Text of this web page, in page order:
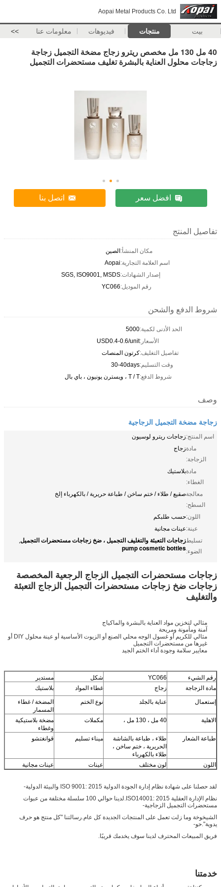
Aopai Metal Products Co. Ltd
بيت منتجات فيديوهات معلومات عنا >>
40 مل 130 مل مخصص ريترو زجاج مضخة التجميل زجاجة
زجاجات محلول العناية بالبشرة تغليف مستحضرات التجميل
افضل سعر اتصل بنا
تفاصيل المنتج
مكان المنشأ:الصين
اسم العلامة التجارية:Aopai
إصدار الشهادات:SGS, ISO9001, MSDS
رقم الموديل:YC066
شروط الدفع والشحن
الحد الأدنى لكمية:5000
الأسعار:USD0.4-0.6/unit
تفاصيل التغليف:كرتون المنصات
وقت التسليم:30-40days
شروط الدفع:T / T ، ويسترن يونيون ، باي بال
وصف
زجاجة مضخة التجميل الزجاجية
اسم المنتج:زجاجات ريترو لوسيون
مادة
الزجاجة:
زجاج
مادة
الغطاء:
بلاستيك
معالجة
السطح:
صقيع / طلاء / ختم ساخن / طباعة حريرية / بالكهرباء إلخ
اللون:حسب طلبكم
عينة:عينات مجانية
تسليط
الضوء:
زجاجات التعبئة والتغليف التجميل ، ضخ زجاجات مستحضرات التجميل,
pump cosmetic bottles
زجاجات مستحضرات التجميل الزجاج الرجعية المخصصة
زجاجات ضخ زجاجات مستحضرات التجميل الزجاج التعبئة
والتغليف
مثالي لتخزين مواد العناية بالبشرة والماكياج
آمنة ومأمونة ومريحة
مثالي للكريم أو غسول الوجه محلي الصنع أو الزيوت الأساسية أو عينة محلول DIY أو
غيرها من مستحضرات التجميل
معايير سلامة وجودة أداء الختم الجيد
رقم الشيء YC066 شكل
مستدير
مادة الزجاجة
زجاج غطاء المواد
بلاستيك
إستعمال
عناية بالجلد نوع الختم
المضخة / غطاء
المسمار
الاهلية
40 مل ، 130 مل ، مكملات
مضخة بلاستيكية
وغطاء
طباعة الشعار
طلاء ، طباعة بالشاشة
الحريرية ، ختم ساخن ،
طلاء بالكهرباء
ميناء تسليم قوانغتشو
اللون لون مختلف عينات عينات مجانية
لقد حصلنا على شهادة نظام إدارة الجودة الدولية ISO 9001: 2015 والبيئة الدولية-
نظام الإدارة العقلية ISO14001: 2015.لدينا حوالي 100 سلسلة مختلفة من عبوات
مستحضرات التجميل الزجاجية-
الشيخوخة وما زلت تعمل على المنتجات الجديدة كل عام.رسالتنا "كل منتج هو حرف
يدوية".حو-
فريق المبيعات المحترف لدينا سوف يخدمك قريبًا.
خدمتنا